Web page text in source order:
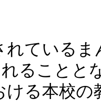
れている
ることと
ける本校